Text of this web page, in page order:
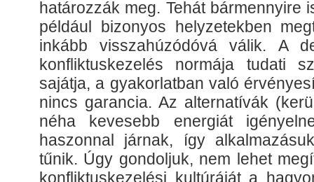
határozzák meg. Tehát bármennyire
például bizonyos helyzetekben
inkább visszahúzódóvá válik. A
konfliktuskezelés normája tudati
sajátja, a gyakorlatban való
nincs garancia. Az alternatívák
néha kevesebb energiát
haszonnal járnak, így
tűnik. Úgy gondoljuk, nem lehet
konfliktuskezelési kultúráját a